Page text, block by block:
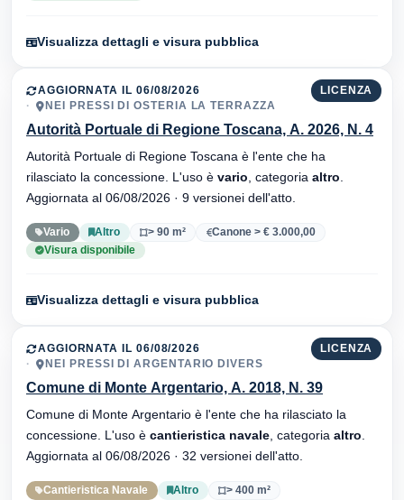
Visualizza dettagli e visura pubblica
LICENZA
AGGIORNATA IL 06/08/2026
NEI PRESSI DI OSTERIA LA TERRAZZA
Autorità Portuale di Regione Toscana, A. 2026, N. 4
Autorità Portuale di Regione Toscana è l'ente che ha
rilasciato la concessione. L'uso è vario , categoria altro
Aggiornata al 06/08/2026 · 9 versionei dell'atto.
Vario Altro > 90 m²
Canone > € 3.000,00
Visura disponibile
Visualizza dettagli e visura pubblica
LICENZA
AGGIORNATA IL 06/08/2026
NEI PRESSI DI ARGENTARIO DIVERS
Comune di Monte Argentario, A. 2018, N. 39
Comune di Monte Argentario è l'ente che ha rilasciato la
concessione. L'uso è cantieristica navale , categoria altro
Aggiornata al 06/08/2026 · 32 versionei dell'atto.
Cantieristica Navale Altro
> 400 m²